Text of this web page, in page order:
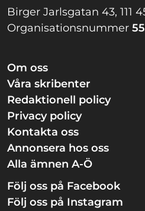
Birger Jarlsgatan 43, 111
Organisationsnummer
Om oss
Våra skribenter
Redaktionell policy
Privacy policy
Kontakta oss
Annonsera hos oss
Alla ämnen A-Ö
Följ oss på Facebook
Följ oss på Instagram